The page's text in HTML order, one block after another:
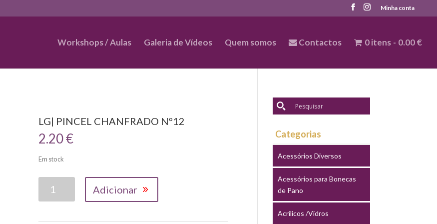
Minha conta
Workshops / Aulas Galeria de Vídeos Quem somos Contactos 0 itens 0.00 €
LG| PINCEL CHANFRADO Nº12
2.20€
Em stock
Adicionar
Categorias
Acessórios Diversos
Acessórios para Bonecas
de Pano
Acrílicos /Vidros